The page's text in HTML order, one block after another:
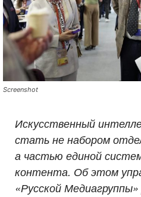
Screenshot
Искусственный
стать не набором
а частью единой
контента. Об этом
«Русской Медиагруппы»